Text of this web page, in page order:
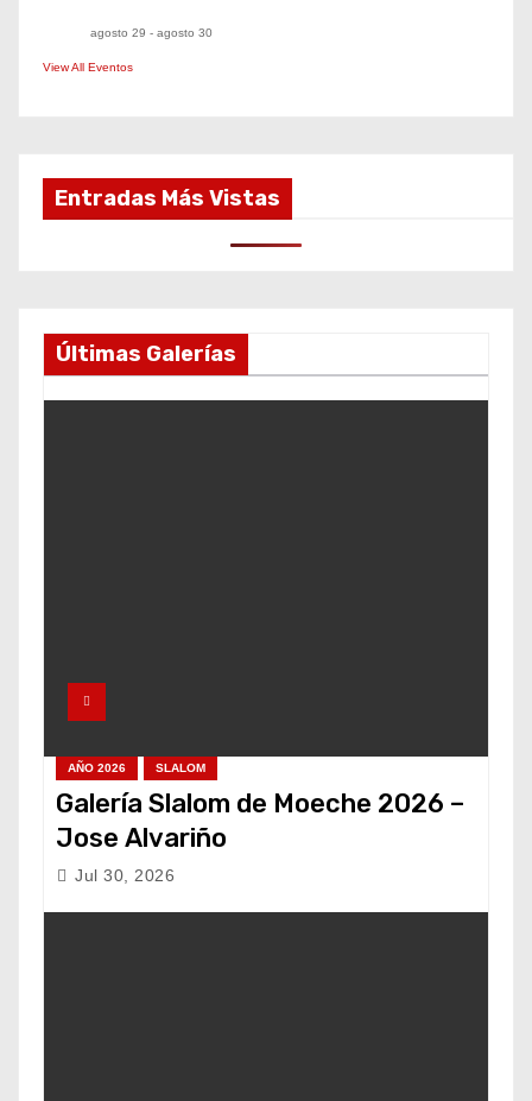
agosto 29 - agosto 30
View All Eventos
Entradas Más Vistas
Últimas Galerías
AÑO 2026 SLALOM
Galería Slalom de Moeche 2026 –
Jose Alvariño
Jul 30, 2026